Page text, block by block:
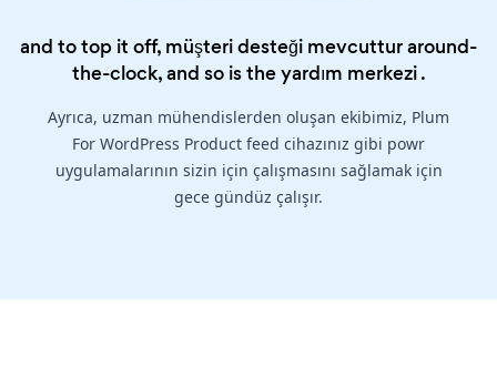
and to top it off, müşteri desteği mevcuttur around-
the-clock, and so is theyardım merkezi.
Ayrıca, uzman mühendislerden oluşan ekibimiz, Plum
For WordPress Product feed cihazınız gibi powr
uygulamalarının sizin için çalışmasını sağlamak için
gece gündüz çalışır.